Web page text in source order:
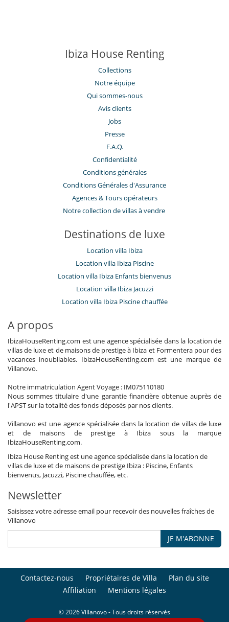
Ibiza House Renting
Collections
Notre équipe
Qui sommes-nous
Avis clients
Jobs
Presse
F.A.Q.
Confidentialité
Conditions générales
Conditions Générales d'Assurance
​Agences & Tours opérateurs
Notre collection de villas à vendre
Destinations de luxe
Location villa Ibiza
Location villa Ibiza Piscine
Location villa Ibiza Enfants bienvenus
Location villa Ibiza Jacuzzi
Location villa Ibiza Piscine chauffée
A propos
IbizaHouseRenting.com est une agence spécialisée dans la location de
villas de luxe et de maisons de prestige à Ibiza et Formentera pour des
vacances inoubliables. IbizaHouseRenting.com est une marque de
Villanovo.
Notre immatriculation Agent Voyage : IM075110180
Nous sommes titulaire d'une garantie financière obtenue auprès de
l'APST sur la totalité des fonds déposés par nos clients.
Villanovo est une agence spécialisée dans la location de villas de luxe
et de maisons de prestige à Ibiza sous la marque
IbizaHouseRenting.com.
Ibiza House Renting est une agence spécialisée dans la location de
villas de luxe et de maisons de prestige Ibiza : Piscine, Enfants
bienvenus, Jacuzzi, Piscine chauffée, etc.
Newsletter
Saisissez votre adresse email pour recevoir des nouvelles fraîches de
Villanovo
JE M'ABONNE
Contactez-nous Propriétaires de Villa
Plan du site
Affiliation
Mentions légales
© 2026 Villanovo - Tous droits réservés